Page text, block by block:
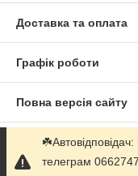
Доставка та оплата
Графік роботи
Повна версія сайту
Сайт створено на
телеграм